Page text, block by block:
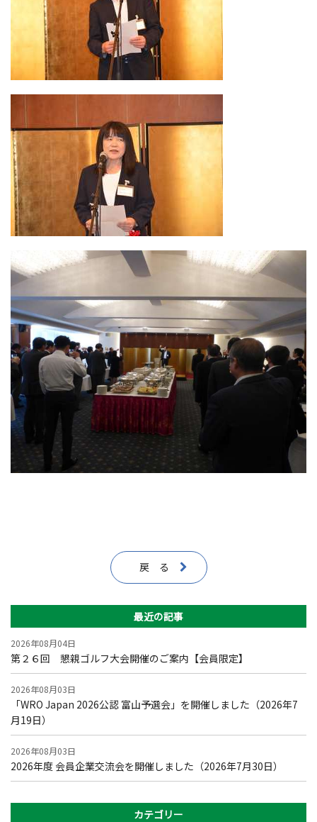
戻 る
最近の記事
2026年08月04日
第２６回 懇親ゴルフ大会開催のご案内【会員限定】
2026年08月03日
「WRO Japan 2026公認 富山予選会」を開催しました（2026年7
月19日）
2026年08月03日
2026年度 会員企業交流会を開催しました（2026年7月30日）
カテゴリー